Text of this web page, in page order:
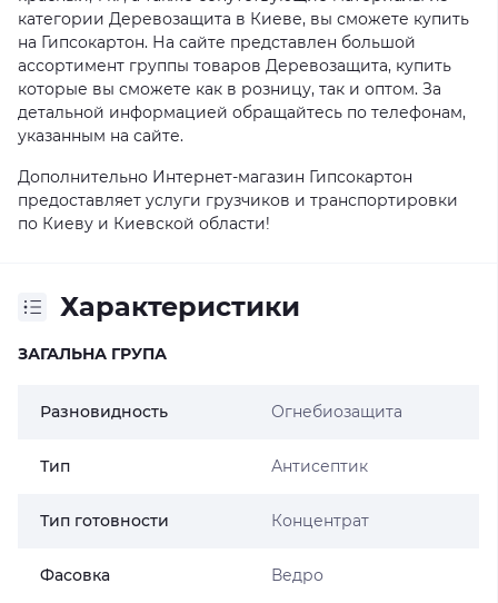
категории Деревозащита в Киеве, вы сможете купить
на Гипсокартон. На сайте представлен большой
ассортимент группы товаров Деревозащита, купить
которые вы сможете как в розницу, так и оптом. За
детальной информацией обращайтесь по телефонам,
указанным на сайте.
Дополнительно Интернет-магазин Гипсокартон
предоставляет услуги грузчиков и транспортировки
по Киеву и Киевской области!
Характеристики
ЗАГАЛЬНА ГРУПА
Разновидность Огнебиозащита
Тип Антисептик
Тип готовности Концентрат
Фасовка Ведро